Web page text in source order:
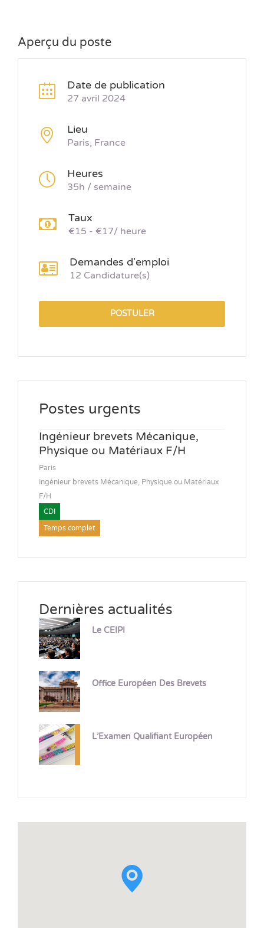
Aperçu du poste
Date de publication
27 avril 2024
Lieu
Paris, France
Heures
35h / semaine
Taux
€15 - €17/ heure
Demandes d'emploi
12 Candidature(s)
POSTULER
Postes urgents
Ingénieur brevets Mécanique,
Physique ou Matériaux F/H
Paris
Ingénieur brevets Mécanique, Physique ou Matériaux
F/H
CDI
Temps complet
Dernières actualités
Le CEIPI
Office Européen Des Brevets
L’Examen Qualifiant Européen